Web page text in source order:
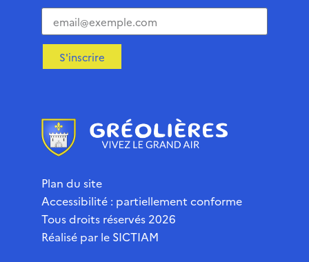
S'inscrire
Plan du site
Accessibilité : partiellement conforme
Tous droits réservés 2026
Réalisé par le SICTIAM